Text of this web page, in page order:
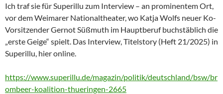
Ich traf sie für Superillu zum Interview – an prominentem Ort,
vor dem Weimarer Nationaltheater, wo Katja Wolfs neuer Ko-
Vorsitzender Gernot Süßmuth im Hauptberuf buchstäblich die
„erste Geige“ spielt. Das Interview, Titelstory (Heft 21/2025) in
Superillu, hier online.
https://www.superillu.de/magazin/politik/deutschland/bsw/br
ombeer-koalition-thueringen-2665